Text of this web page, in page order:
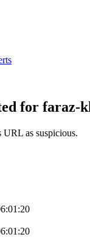
for faraz-
as suspicious.